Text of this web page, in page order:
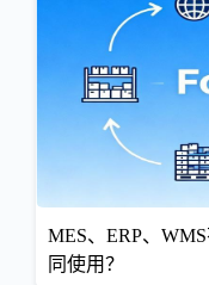
MES、ERP、
同使用？